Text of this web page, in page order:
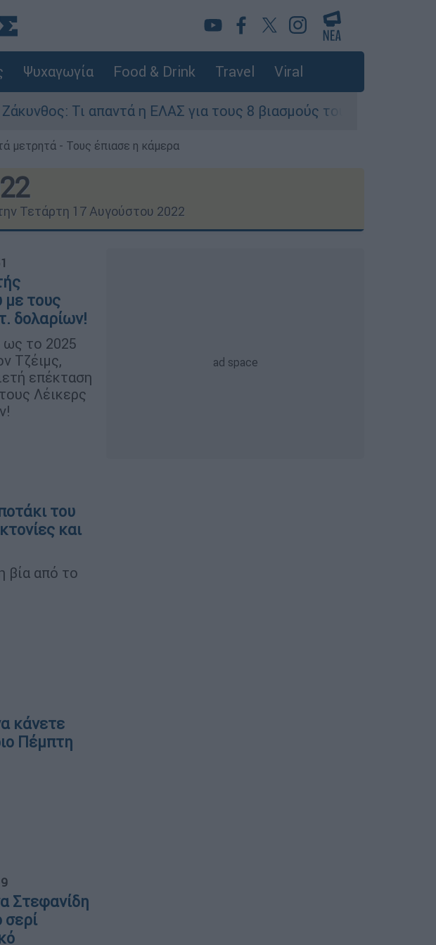
Ψυχαγωγία Food & Drink Travel Viral
η ΕΛΑΣ για τους 8 βιασμούς τουριστριών - «Μόνο 3
μετρητά - Τους έπιασε η κάμερα
Τετάρτη 17 Αυγούστου 2022
με τους
δολαρίων!
ως το 2025
Τζέιμς,
επέκταση
Λέικερς
του
και
βία από το
κάνετε
Πέμπτη
Στεφανίδη